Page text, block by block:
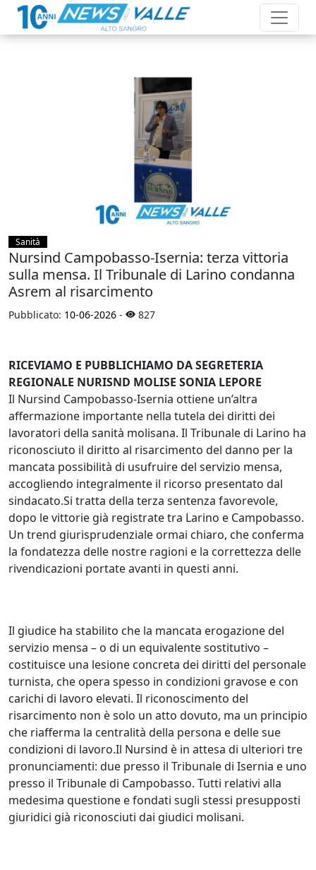
Sanità
Nursind Campobasso‑Isernia: terza vittoria
sulla mensa. Il Tribunale di Larino condanna
Asrem al risarcimento
Pubblicato: 10-06-2026 - 827
RICEVIAMO E PUBBLICHIAMO DA SEGRETERIA
REGIONALE NURISND MOLISE SONIA LEPORE
Il Nursind Campobasso‑Isernia ottiene un’altra
affermazione importante nella tutela dei diritti dei
lavoratori della sanità molisana. Il Tribunale di Larino ha
riconosciuto il diritto al risarcimento del danno per la
mancata possibilità di usufruire del servizio mensa,
accogliendo integralmente il ricorso presentato dal
sindacato.Si tratta della terza sentenza favorevole,
dopo le vittorie già registrate tra Larino e Campobasso.
Un trend giurisprudenziale ormai chiaro, che conferma
la fondatezza delle nostre ragioni e la correttezza delle
rivendicazioni portate avanti in questi anni.
Il giudice ha stabilito che la mancata erogazione del
servizio mensa – o di un equivalente sostitutivo –
costituisce una lesione concreta dei diritti del personale
turnista, che opera spesso in condizioni gravose e con
carichi di lavoro elevati. Il riconoscimento del
risarcimento non è solo un atto dovuto, ma un principio
che riafferma la centralità della persona e delle sue
condizioni di lavoro.Il Nursind è in attesa di ulteriori tre
pronunciamenti: due presso il Tribunale di Isernia e uno
presso il Tribunale di Campobasso. Tutti relativi alla
medesima questione e fondati sugli stessi presupposti
giuridici già riconosciuti dai giudici molisani.